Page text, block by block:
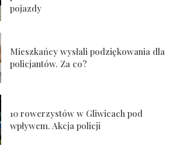
pojazdy
Mieszkańcy wysłali podziękowania dla
policjantów. Za co?
10 rowerzystów w Gliwicach pod
wpływem. Akcja policji